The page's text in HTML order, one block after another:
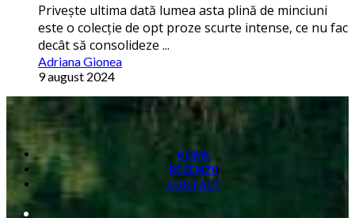
Privește ultima dată lumea asta plină de minciuni
este o colecție de opt proze scurte intense, ce nu fac
decât să consolideze ...
Adriana Gionea
9 august 2024
HOME
RECENZII
CONTACT